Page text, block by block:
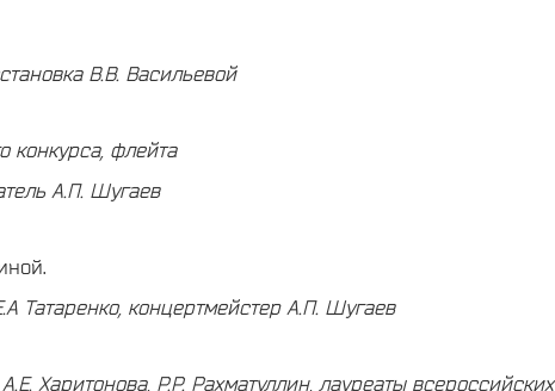
В.В. Васильевой
конкурса, флейта
А.П. Шугаев
Татаренко, концертмейстер А.П. Шугаев
Харитонова, Р.Р. Рахматуллин, лауреаты всероссийских